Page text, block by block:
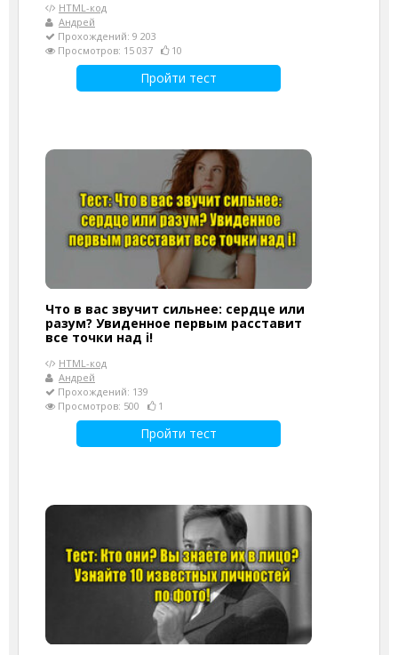
HTML-код
Андрей
Прохождений: 9 203
Просмотров: 15 037
10
Пройти тест
Что в вас звучит сильнее: сердце или
разум? Увиденное первым расставит
все точки над i!
HTML-код
Андрей
Прохождений: 139
Просмотров: 500
1
Пройти тест